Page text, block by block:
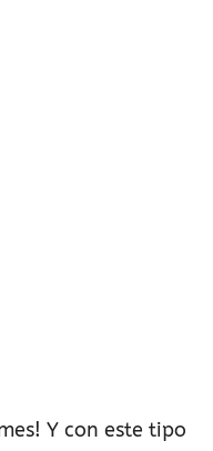
Y con este tipo